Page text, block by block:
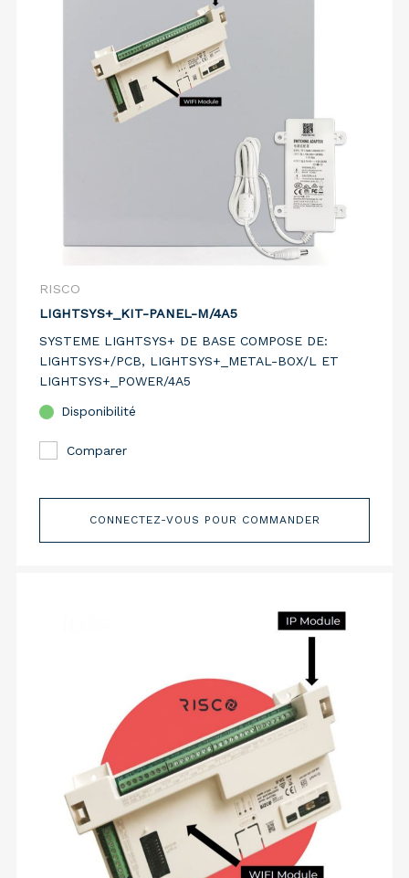
RISCO
LIGHTSYS+_KIT-PANEL-M/4A5
SYSTEME LIGHTSYS+ DE BASE COMPOSE DE:
LIGHTSYS+/PCB, LIGHTSYS+_METAL-BOX/L ET
LIGHTSYS+_POWER/4A5
Disponibilité
Comparer
CONNECTEZ-VOUS POUR COMMANDER